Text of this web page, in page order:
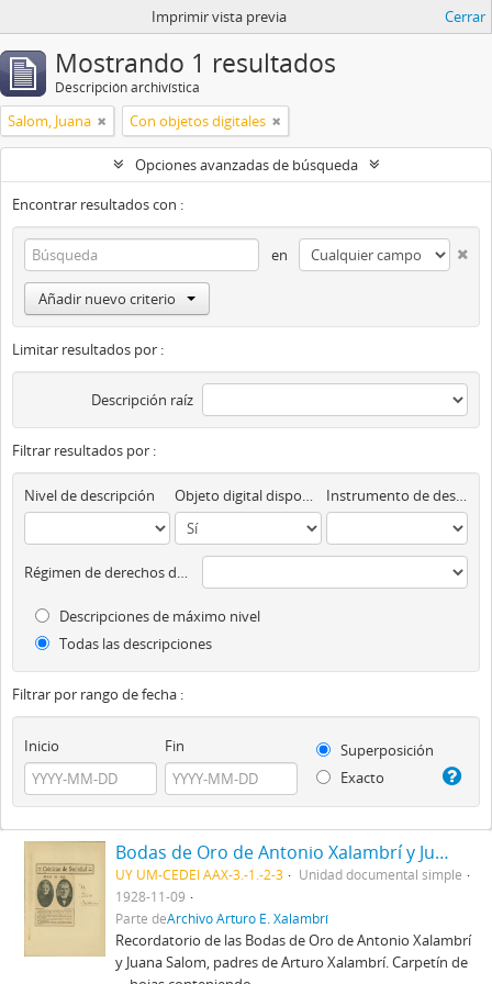
Imprimir vista previa Cerrar
Mostrando 1 resultados
Descripción archivística
Salom, Juana Con objetos digitales
Opciones avanzadas de búsqueda
Encontrar resultados con :
en
Añadir nuevo criterio
Limitar resultados por :
Descripción raíz
Filtrar resultados por :
Nivel de descripción Objeto digital disponibles Instrumento de descripción
Régimen de derechos de autor
Descripciones de máximo nivel
Todas las descripciones
Filtrar por rango de fecha :
Inicio Fin
Superposición
Exacto
Bodas de Oro de Antonio Xalambrí y Juana Salom
UY UM-CEDEI AAX-3.-1.-2-3
Unidad documental simple
1928-11-09
Parte deArchivo Arturo E. Xalambrí
Recordatorio de las Bodas de Oro de Antonio Xalambrí
y Juana Salom, padres de Arturo Xalambrí. Carpetín de